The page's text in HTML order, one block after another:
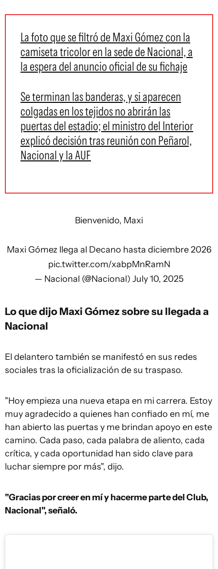
La foto que se filtró de Maxi Gómez con la
camiseta tricolor en la sede de Nacional, a
la espera del anuncio oficial de su fichaje
Se terminan las banderas, y si aparecen
colgadas en los tejidos no abrirán las
puertas del estadio; el ministro del Interior
explicó decisión tras reunión con Peñarol,
Nacional y la AUF
Bienvenido, Maxi
Maxi Gómez llega al Decano hasta diciembre 2026
pic.twitter.com/xabpMnRamN
— Nacional (@Nacional) July 10, 2025
Lo que dijo Maxi Gómez sobre su llegada a
Nacional
El delantero también se manifestó en sus redes
sociales tras la oficialización de su traspaso.
"Hoy empieza una nueva etapa en mi carrera. Estoy
muy agradecido a quienes han confiado en mí, me
han abierto las puertas y me brindan apoyo en este
camino. Cada paso, cada palabra de aliento, cada
crítica, y cada oportunidad han sido clave para
luchar siempre por más", dijo.
"Gracias por creer en mí y hacerme parte del Club,
Nacional", señaló.